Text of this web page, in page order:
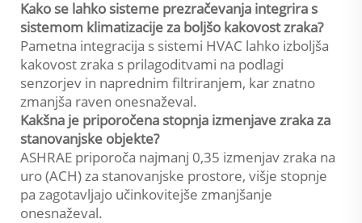
Kako se lahko sisteme prezračevanja integrira s
sistemom klimatizacije za boljšo kakovost zraka?
Pametna integracija s sistemi HVAC lahko izboljša
kakovost zraka s prilagoditvami na podlagi
senzorjev in naprednim filtriranjem, kar znatno
zmanjša raven onesnaževal.
Kakšna je priporočena stopnja izmenjave zraka za
stanovanjske objekte?
ASHRAE priporoča najmanj 0,35 izmenjav zraka na
uro (ACH) za stanovanjske prostore, višje stopnje
pa zagotavljajo učinkovitejše zmanjšanje
onesnaževal.